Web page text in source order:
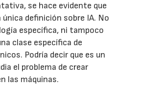
se hace evidente que
definición sobre IA. No
específica, ni tampoco
clase específica de
Podría decir que es un
el problema de crear
las máquinas.